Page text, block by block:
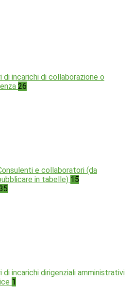
di incarichi di collaborazione o
26
e collaboratori (da
in tabelle) 15
di incarichi dirigenziali amministrativi
1